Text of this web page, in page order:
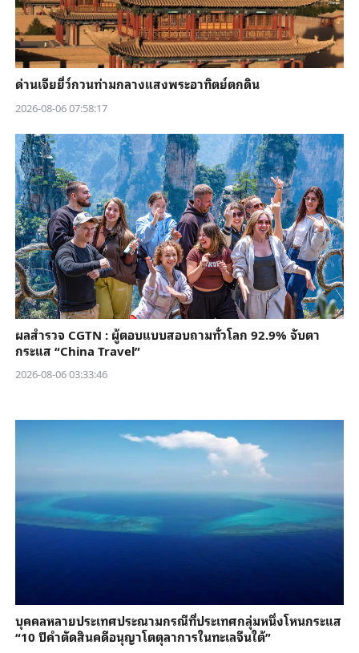
ด่านเจียยี่ว์กวนท่ามกลางแสงพระอาทิตย์ตกดิน
2026-08-06 07:58:17
ผลสำรวจ CGTN : ผู้ตอบแบบสอบถามทั่วโลก 92.9% จับตา
กระแส “China Travel”
2026-08-06 03:33:46
บุคคลหลายประเทศประณามกรณีที่ประเทศกลุ่มหนึ่งโหนกระแส
“10 ปีคำตัดสินคดีอนุญาโตตุลาการในทะเลจีนใต้”